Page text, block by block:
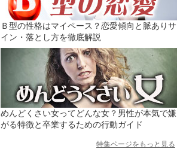
Ｂ型の性格はマイペース？恋愛傾向と脈ありサ
イン・落とし方を徹底解説
めんどくさい女ってどんな女？男性が本気で嫌
がる特徴と卒業するための行動ガイド
特集ページをもっと見る